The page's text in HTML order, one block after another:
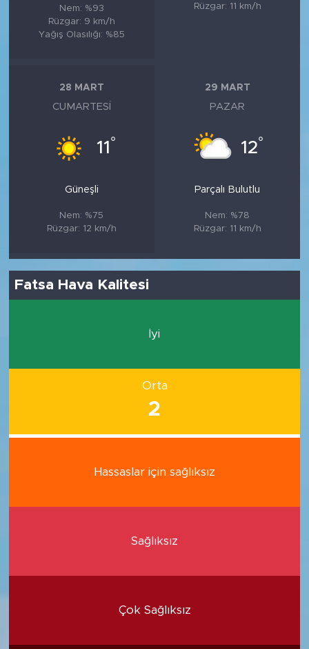
Nem: %93
Rüzgar: 9 km/h
Yağış Olasılığı: %85
Rüzgar: 11 km/h
28 MART
CUMARTESI
11 °
Güneşli
Nem: %75
Rüzgar: 12 km/h
29 MART
PAZAR
12°
Parçalı Bulutlu
Nem: %78
Rüzgar: 11 km/h
Fatsa Hava Kalitesi
İyi
Orta
2
Hassaslar için sağlıksız
Sağlıksız
Çok Sağlıksız